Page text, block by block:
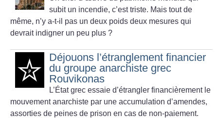
subit un incendie, c’est triste. Mais tout de
même, n’y a-t-il pas un deux poids deux mesures qui
devrait indigner un peu plus ?
Déjouons l’étranglement financier
du groupe anarchiste grec
Rouvikonas
L’État grec essaie d’étrangler financièrement le
mouvement anarchiste par une accumulation d’amendes,
assorties de peines de prison en cas de non-paiement.